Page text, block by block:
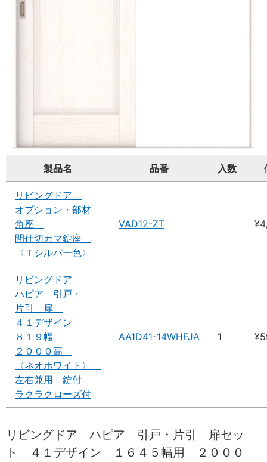
製品名 品番 入数
リビングドア
オプション・部材
角座
間仕切カマ錠座
〈Ｔシルバー色〉
VAD12-ZT
リビングドア
ハピア 引戸・
片引 扉
４１デザイン
８１９幅
２０００高
〈ネオホワイト〉
左右兼用 錠付
ラクラクローズ付
AA1D41-14WHFJA 1
リビングドア ハピア 引戸・片引 扉セッ
ト ４１デザイン １６４５幅用 ２０００